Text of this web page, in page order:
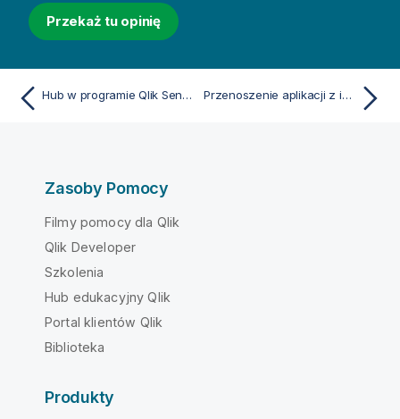
Przekaż tu opinię
Hub w programie Qlik Sense Desktop Przenoszenie aplikacji z instalacji programu Qlik Sense Desktop
Zasoby Pomocy
Filmy pomocy dla Qlik
Qlik Developer
Szkolenia
Hub edukacyjny Qlik
Portal klientów Qlik
Biblioteka
Produkty